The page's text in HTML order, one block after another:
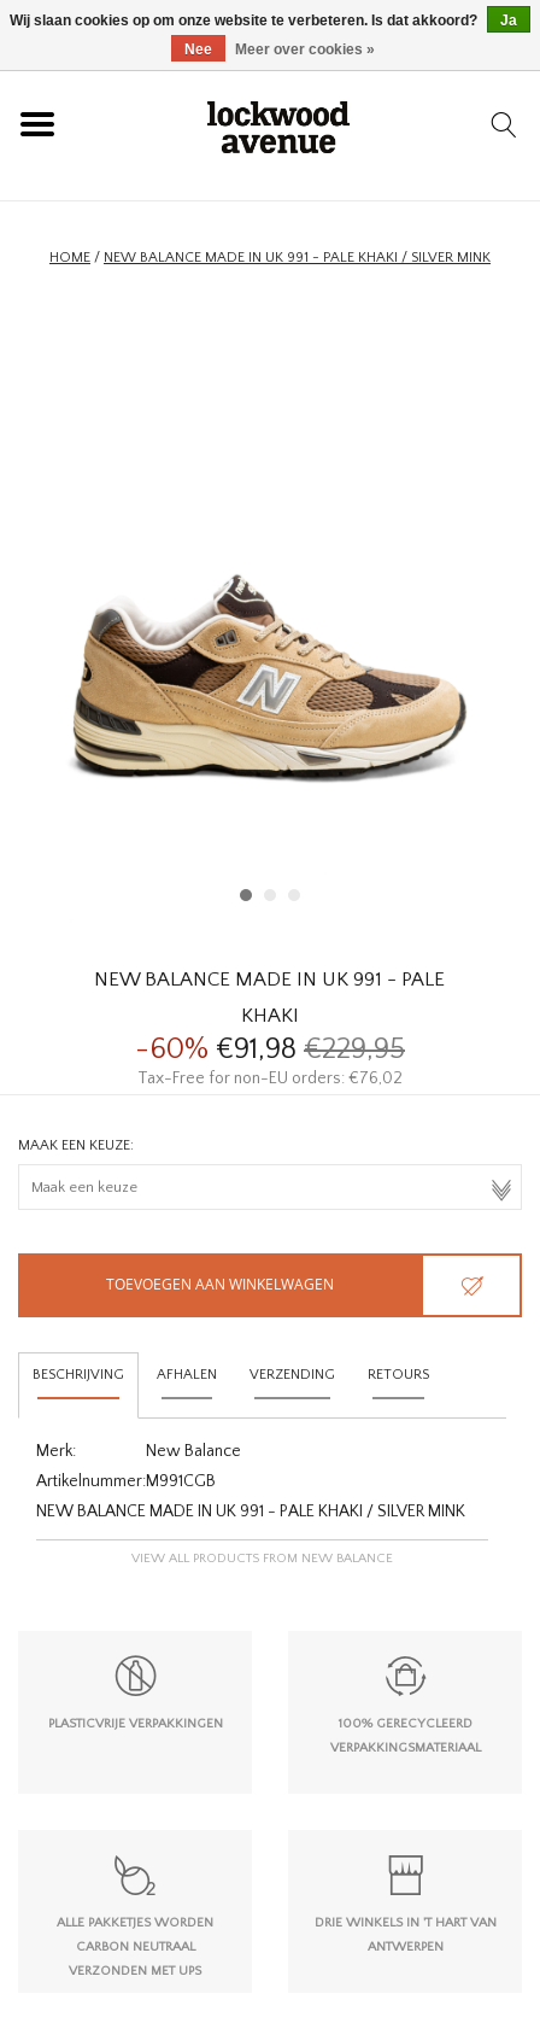
HOME
NIEUW
MERKEN
THE EDIT
HOME / NEW BALANCE MADE IN UK 991 - PALE KHAKI / SILVER MINK
NEW BALANCE MADE IN UK 991 - PALE
KHAKI
-60% €91,98 €229,95
Tax-Free for non-EU orders: €76,02
MAAK EEN KEUZE:
TOEVOEGEN AAN WINKELWAGEN
BESCHRIJVING AFHALEN VERZENDING RETOURS
Merk:
New Balance
Artikelnummer:M991CGB
NEW BALANCE MADE IN UK 991 - PALE KHAKI / SILVER MINK
VIEW ALL PRODUCTS FROM NEW BALANCE
PLASTICVRIJE VERPAKKINGEN
100% GERECYCLEERD
VERPAKKINGSMATERIAAL
ALLE PAKKETJES WORDEN
CARBON NEUTRAAL
VERZONDEN MET UPS
DRIE WINKELS IN 'T HART VAN
ANTWERPEN
Wij slaan cookies op om onze website te verbeteren. Is dat akkoord?
Ja
Nee
Meer over cookies »